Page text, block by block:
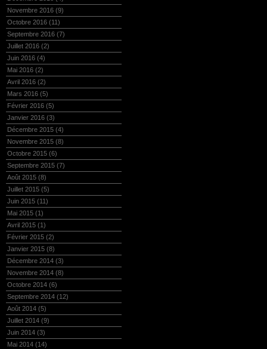
Novembre 2016 (9)
Octobre 2016 (11)
Septembre 2016 (7)
Juillet 2016 (2)
Juin 2016 (4)
Mai 2016 (2)
Avril 2016 (2)
Mars 2016 (5)
Février 2016 (5)
Janvier 2016 (3)
Décembre 2015 (4)
Novembre 2015 (8)
Octobre 2015 (6)
Septembre 2015 (7)
Août 2015 (8)
Juillet 2015 (5)
Juin 2015 (11)
Mai 2015 (1)
Avril 2015 (1)
Février 2015 (2)
Janvier 2015 (8)
Décembre 2014 (3)
Novembre 2014 (8)
Octobre 2014 (6)
Septembre 2014 (12)
Août 2014 (5)
Juillet 2014 (9)
Juin 2014 (3)
Mai 2014 (14)